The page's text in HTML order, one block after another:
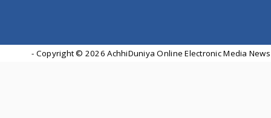
- Copyright © 2026 AchhiDuniya Online Electronic Media